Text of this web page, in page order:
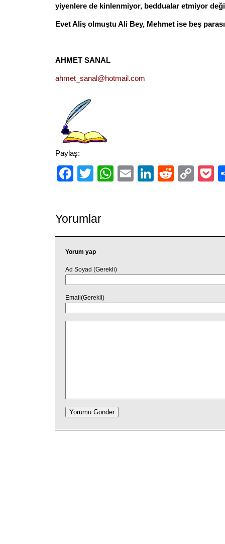
yiyenlere de kinlenmiyor, beddualar etmiyor
Evet Aliş olmuştu Ali Bey, Mehmet ise beş
AHMET SANAL
ahmet_sanal@hotmail.com
Paylaş:
Facebook
TwitterWhatsApp
EmailLinkedIn
Reddit
Yorumlar
Yorum yap
Ad Soyad (Gerekli)
Email(Gerekli)